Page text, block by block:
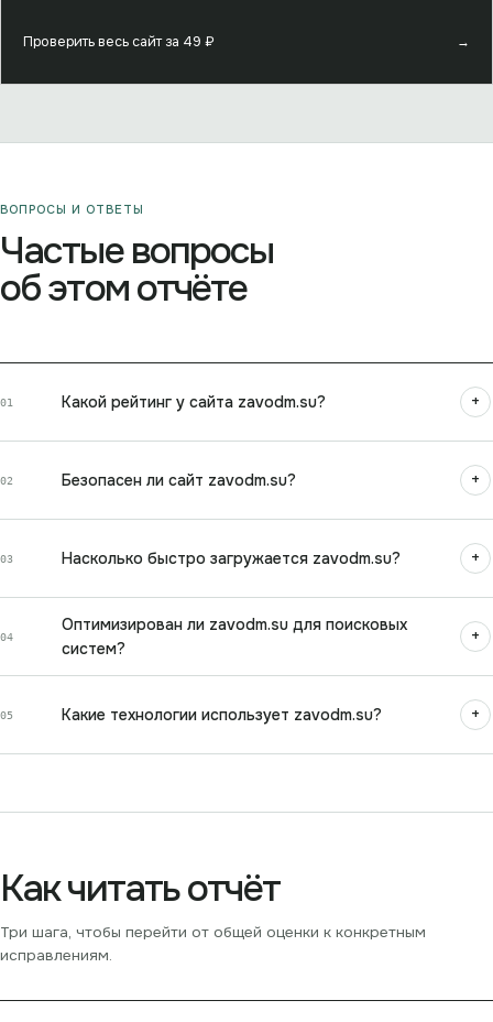
Проверить весь сайт за 49 ₽ →
ВОПРОСЫ И ОТВЕТЫ
Частые вопросы
об этом отчёте
01 Какой рейтинг у сайта zavodm.su? +
02 Безопасен ли сайт zavodm.su? +
03 Насколько быстро загружается zavodm.su? +
04
Оптимизирован ли zavodm.su для поисковых
систем?
+
05 Какие технологии использует zavodm.su? +
Как читать отчёт
Три шага, чтобы перейти от общей оценки к конкретным
исправлениям.